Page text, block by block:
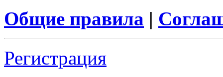
Общие правила |
Регистрация